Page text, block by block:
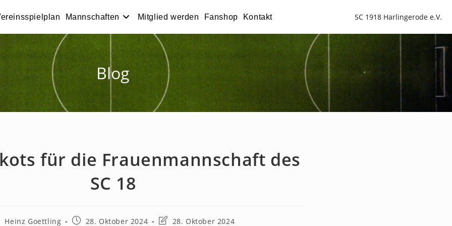
SC 1918 Harlingerode e.V.
Mannschaften Mitglied werden Fanshop Kontakt
Blog
für die Frauenmannschaft des
SC 18
Heinz Goettling
Beitrag28. Oktober 2024
Beitrag28. Oktober 2024